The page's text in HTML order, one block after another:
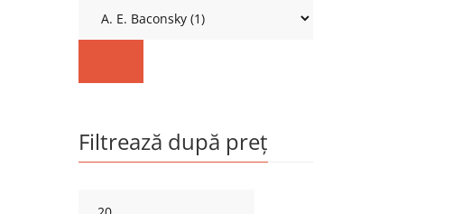
Filtrează după preț